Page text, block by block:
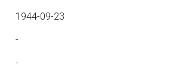
1944-09-23
-
-